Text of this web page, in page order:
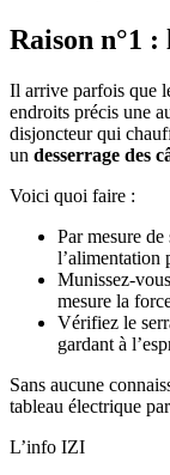
Raison n°1 :
Il arrive parfois que
endroits précis une
disjoncteur qui
un desserrage des
Voici quoi faire :
Par mesure
l’alimentation
Munissez-
mesure la
Vérifiez le
gardant à
Sans aucune
tableau électrique
L’info IZI